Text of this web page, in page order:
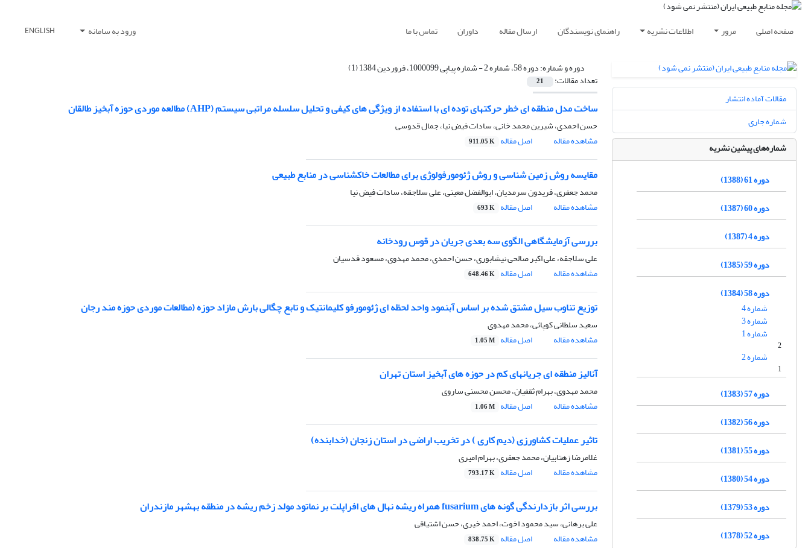
صفحه اصلی مرور اطلاعات نشریه راهنمای نویسندگان ارسال مقاله داوران تماس با ما ورود به سامانه ENGLISH
دوره و شماره:دوره 58، شماره 2 - شماره پیاپی 1000099، فروردین 1384 (1)
تعداد مقالات: 21
ساخت مدل منطقه ای خطر حرکتهای توده ای با استفاده از ویژگی های کیفی و تحلیل سلسله مراتبی سیستم (AHP) مطالعه موردی حوزه آبخیز طالقان
حسن احمدی، شیرین محمد خانی، سادات فیض نیا، جمال قدوسی
مشاهده مقاله
اصل مقاله 911.05 K
مقایسه روش زمین شناسی و روش ژئومورفولوژی برای مطالعات خاکشناسی در منابع طبیعی
محمد جعفری، فریدون سرمدیان، ابوالفضل معینی، علی سلاجقه، سادات فیض نیا
مشاهده مقاله
اصل مقاله 693 K
بررسی آزمایشگاهی الگوی سه بعدی جریان در قوس رودخانه
علی سلاجقه، علی اکبر صالحی نیشابوری، حسن احمدی، محمد مهدوی، مسعود قدسیان
مشاهده مقاله
اصل مقاله 648.46 K
توزیع تناوب سیل مشتق شده بر اساس آبنمود واحد لحظه ای ژئومورفو کلیمانتیک و تابع چگالی بارش مازاد حوزه (مطالعات موردی حوزه مند رجان
سعید سلطانی کوپائی، محمد مهدوی
مشاهده مقاله
اصل مقاله 1.05 M
آنالیز منطقه ای جریانهای کم در حوزه های آبخیز استان تهران
محمد مهدوی، بهرام ثقفیان، محسن محسنی ساروی
مشاهده مقاله
اصل مقاله 1.06 M
تاثیر عملیات کشاورزی (دیم کاری ) در تخریب اراضی در استان زنجان (خدابنده)
غلامرضا زهتابیان، محمد جعفری، بهرام امیری
مشاهده مقاله
اصل مقاله 793.17 K
بررسی اثر بازدارندگی گونه های fusarium همراه ریشه نهال های افراپلت بر نماتود مولد زخم ریشه در منطقه بهشهر مازندران
علی برهانی، سید محمود اخوت، احمد خیری، حسن اشتیاقی
مشاهده مقاله
اصل مقاله 838.75 K
مقالات آماده انتشار
شماره جاری
شماره‌های پیشین نشریه
دوره 61 (1388)
دوره 60 (1387)
دوره 4 (1387)
دوره 59 (1385)
دوره 58 (1384)
شماره 4
شماره 3
شماره 1
2
شماره 2
1
دوره 57 (1383)
دوره 56 (1382)
دوره 55 (1381)
دوره 54 (1380)
دوره 53 (1379)
دوره 52 (1378)